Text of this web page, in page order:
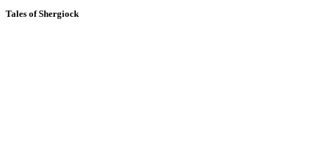
Tales of Shergiock